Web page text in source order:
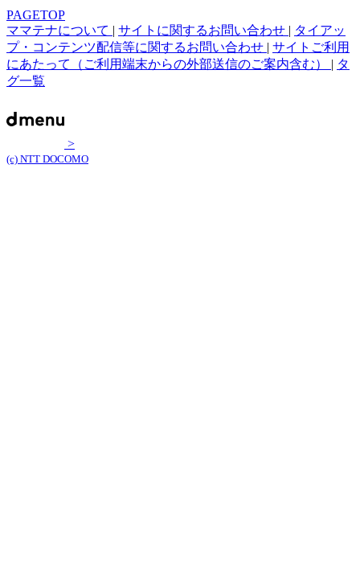
PAGETOP
ママテナについて | サイトに関するお問い合わせ | タイアッ
プ・コンテンツ配信等に関するお問い合わせ | サイトご利用
にあたって（ご利用端末からの外部送信のご案内含む） | タ
グ一覧
>
(c) NTT DOCOMO